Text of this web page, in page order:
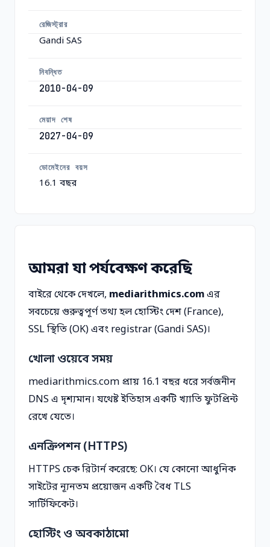
রেজিস্ট্রার
Gandi SAS
নিবন্ধিত
2010-04-09
মেয়াদ শেষ
2027-04-09
ডোমেইনের বয়স
16.1 বছর
আমরা যা পর্যবেক্ষণ করেছি
বাইরে থেকে দেখলে, mediarithmics.comএর
সবচেয়ে গুরুত্বপূর্ণ তথ্য হল হোস্টিং দেশ (France),
SSL স্থিতি (OK) এবং registrar (Gandi SAS)।
খোলা ওয়েবে সময়
mediarithmics.com প্রায় 16.1 বছর ধরে সর্বজনীন
DNS এ দৃশ্যমান। যথেষ্ট ইতিহাস একটি খ্যাতি ফুটপ্রিন্ট
রেখে যেতে।
এনক্রিপশন (HTTPS)
HTTPS চেক রিটার্ন করেছে: OK। যে কোনো আধুনিক
সাইটের ন্যূনতম প্রয়োজন একটি বৈধ TLS
সার্টিফিকেট।
হোস্টিং ও অবকাঠামো